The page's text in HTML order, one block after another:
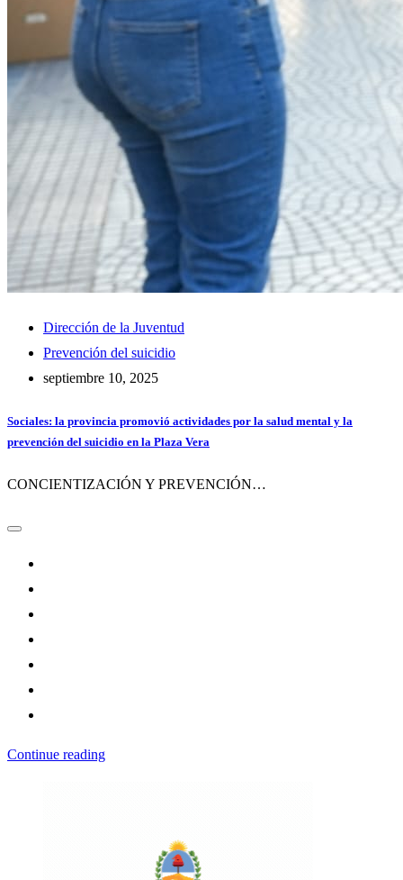
Dirección de la Juventud
Prevención del suicidio
septiembre 10, 2025
Sociales: la provincia promovió actividades por la salud mental y la
prevención del suicidio en la Plaza Vera
CONCIENTIZACIÓN Y PREVENCIÓN…
Continue reading